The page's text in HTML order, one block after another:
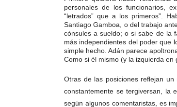
personales de los funcionarios,
“letrados” que a los primeros”.
Santiago Gamboa, o del trabajo
cónsules a sueldo; o si sabe de la
más independientes del poder que
simple hecho. Adán parece
Como si él mismo (y la izquierda en
Otras de las posiciones reflejan
constantemente se tergiversan, la
según algunos comentaristas, es